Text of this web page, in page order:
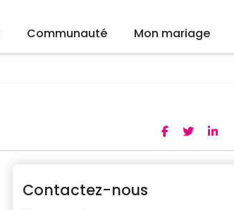
Communauté Mon mariage
Contactez-nous